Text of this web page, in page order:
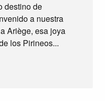
destino de
a nuestra
Ariège, esa joya
los Pirineos...